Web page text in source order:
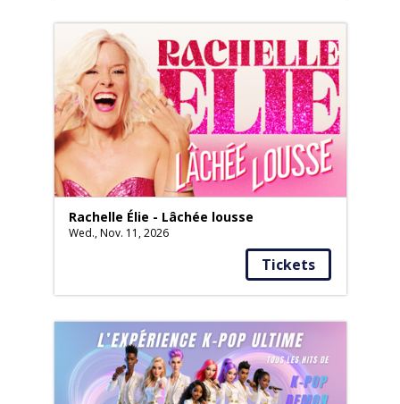
Rachelle Élie - Lâchée lousse
Wed., Nov. 11, 2026
Tickets